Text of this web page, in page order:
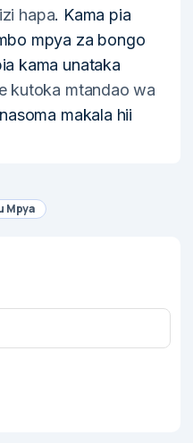
hapa. Kama pia
mpya za bongo
kama unataka
kutoka mtandao wa
makala hii
Mpya